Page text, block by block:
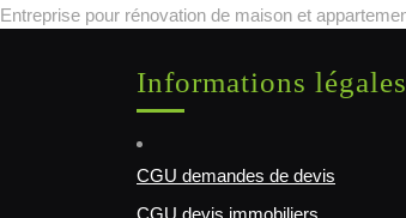
Entreprise pour rénovation de maison et
Informations légales
CGU demandes de devis
CGU devis immobiliers